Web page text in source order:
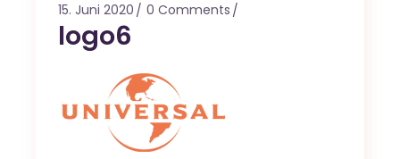
15. Juni 2020 0 Comments
logo6